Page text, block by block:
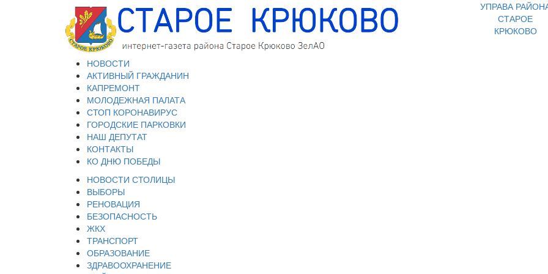
УПРАВА
СТАРОЕ
КРЮКОВО
НОВОСТИ
АКТИВНЫЙ ГРАЖДАНИН
КАПРЕМОНТ
МОЛОДЕЖНАЯ ПАЛАТА
СТОП КОРОНАВИРУС
ГОРОДСКИЕ ПАРКОВКИ
НАШ ДЕПУТАТ
КОНТАКТЫ
КО ДНЮ ПОБЕДЫ
НОВОСТИ СТОЛИЦЫ
ВЫБОРЫ
РЕНОВАЦИЯ
БЕЗОПАСНОСТЬ
ЖКХ
ТРАНСПОРТ
ОБРАЗОВАНИЕ
ЗДРАВООХРАНЕНИЕ